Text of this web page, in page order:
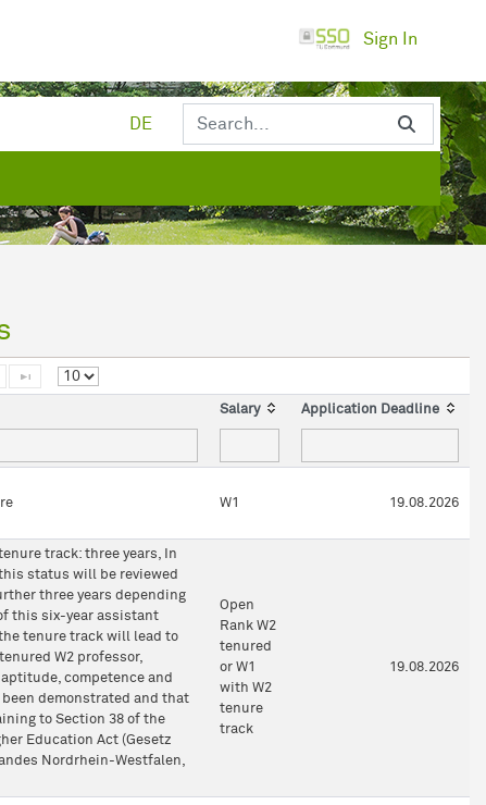
Sign In
DE
Salary Application Deadline
W1 19.08.2026
track: three years, In
status will be reviewed
three years depending
this six-year assistant
tenure track will lead to
W2 professor,
competence and
demonstrated and that
to Section 38 of the
Education Act (Gesetz
Nordrhein-Westfalen,
Open
Rank W2
tenured
or W1
with W2
tenure
track
19.08.2026